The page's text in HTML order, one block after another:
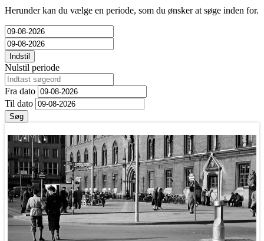
Herunder kan du vælge en periode, som du ønsker at søge inden for.
Indstil
Nulstil periode
Fra dato
Til dato
Søg